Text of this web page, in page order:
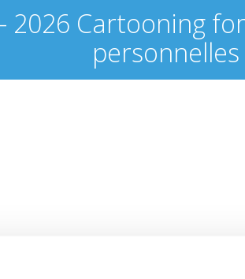
2026 Cartooning
personnelles